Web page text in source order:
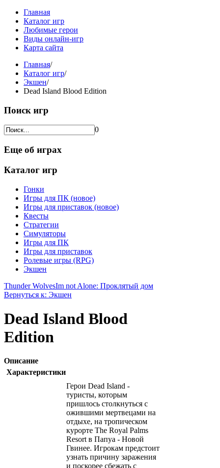
Главная
Каталог игр
Любимые герои
Виды онлайн-игр
Карта сайта
Главная/
Каталог игр/
Экшен/
Dead Island Blood Edition
Поиск игр
0
Еще об играх
Каталог игр
Гонки
Игры для ПК (новое)
Игры для приставок (новое)
Квесты
Стратегии
Симуляторы
Игры для ПК
Игры для приставок
Ролевые игры (RPG)
Экшен
Thunder WolvesIm not Alone: Проклятый дом
Вернуться к: Экшен
Dead Island Blood
Edition
Описание
Характеристики
Герои Dead Island -
туристы, которым
пришлось столкнуться с
ожившими мертвецами на
отдыхе, на тропическом
курорте The Royal Palms
Resort в Папуа - Новой
Гвинее. Игрокам предстоит
узнать причину заражения
и поскорее сбежать с